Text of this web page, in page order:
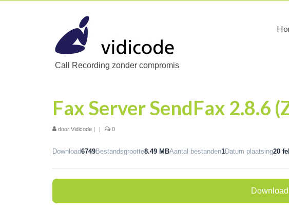
Call Recording zonder compromis
Fax Server SendFax 2.8.6
door Vidicode | | 0
Download6749Bestandsgrootte8.49 MBAantal bestanden1Datum plaatsing20
Download